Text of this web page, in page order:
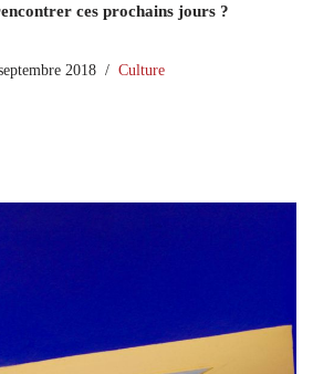
ces prochains jours ?
2018 Culture